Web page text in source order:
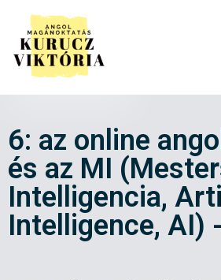
Skip
to
content
6: az online
és az MI
Intelligencia,
Intelligence, AI)